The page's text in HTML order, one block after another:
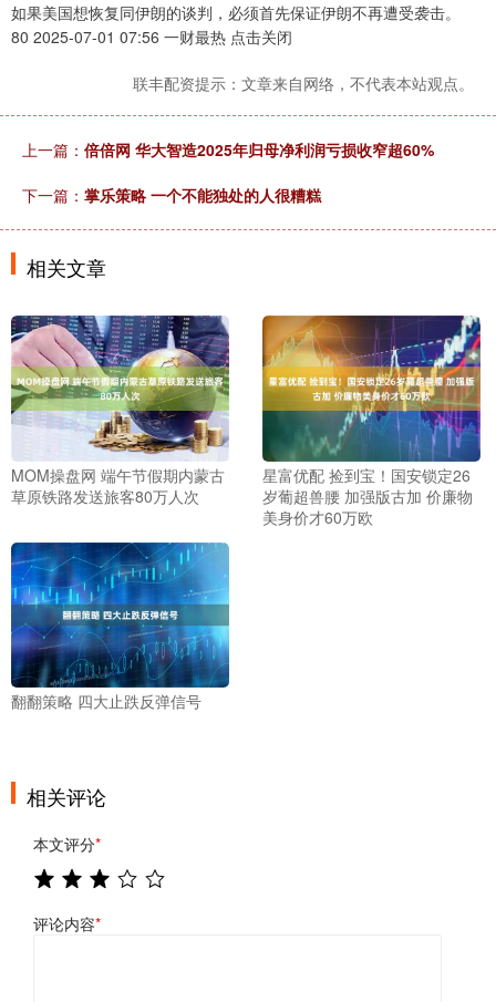
如果美国想恢复同伊朗的谈判，必须首先保证伊朗不再遭受袭击。
80 2025-07-01 07:56 一财最热 点击关闭
联丰配资提示：文章来自网络，不代表本站观点。
上一篇： 倍倍网 华大智造2025年归母净利润亏损收窄超60%
下一篇： 掌乐策略 一个不能独处的人很糟糕
相关文章
MOM操盘网 端午节假期内蒙古
草原铁路发送旅客80万人次
星富优配 捡到宝！国安锁定26
岁葡超兽腰 加强版古加 价廉物
美身价才60万欧
翻翻策略 四大止跌反弹信号
相关评论
本文评分*
评论内容*